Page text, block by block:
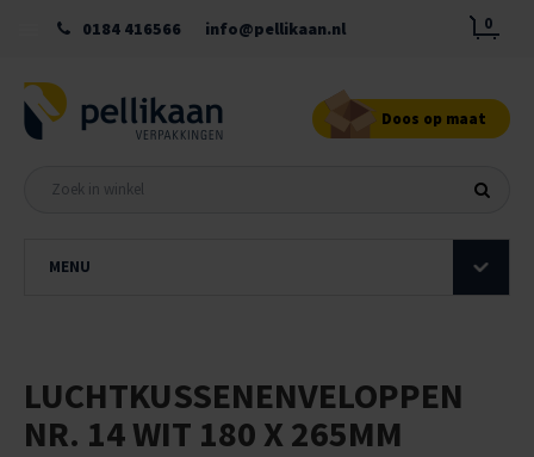
0184 416566 info@pellikaan.nl 0
Doos op maat
MENU
LUCHTKUSSENENVELOPPEN
NR. 14 WIT 180 X 265MM